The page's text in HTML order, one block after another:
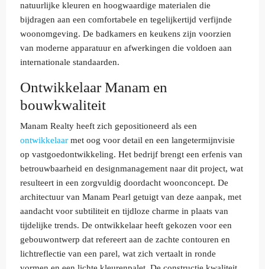
natuurlijke kleuren en hoogwaardige materialen die
bijdragen aan een comfortabele en tegelijkertijd verfijnde
woonomgeving. De badkamers en keukens zijn voorzien
van moderne apparatuur en afwerkingen die voldoen aan
internationale standaarden.
Ontwikkelaar Manam en
bouwkwaliteit
Manam Realty heeft zich gepositioneerd als een
ontwikkelaar met oog voor detail en een langetermijnvisie
op vastgoedontwikkeling. Het bedrijf brengt een erfenis van
betrouwbaarheid en designmanagement naar dit project, wat
resulteert in een zorgvuldig doordacht woonconcept. De
architectuur van Manam Pearl getuigt van deze aanpak, met
aandacht voor subtiliteit en tijdloze charme in plaats van
tijdelijke trends. De ontwikkelaar heeft gekozen voor een
gebouwontwerp dat refereert aan de zachte contouren en
lichtreflectie van een parel, wat zich vertaalt in ronde